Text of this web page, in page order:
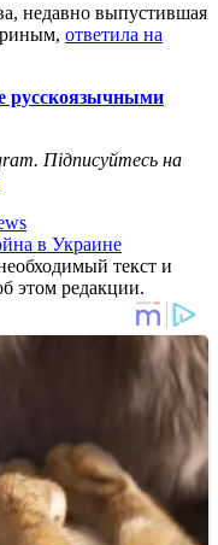
недавно выпустившая
ответила на
русскоязычными
Підписуйтесь на
в Украине
текст и
этом редакции.